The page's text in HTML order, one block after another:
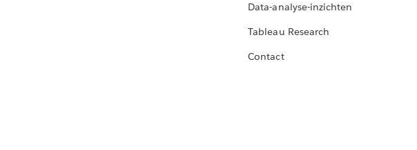
Data-analyse-inzichten
Tableau Research
Contact